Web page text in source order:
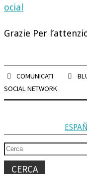
CHI
BLOG
ocial
Grazie Per
COMUNICATI
SOCIAL NETWORK